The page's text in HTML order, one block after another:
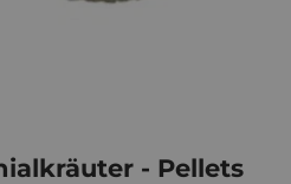
- Pellets